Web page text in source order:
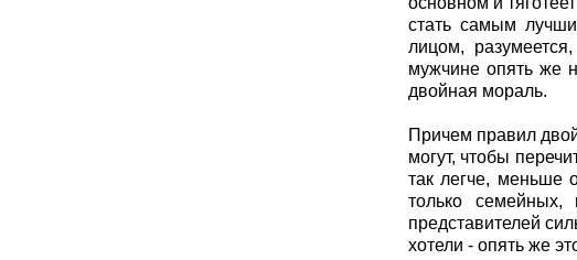
стать самым
лицом,
мужчине опять же
двойная мораль.
Причем правил
могут, чтобы
так легче, меньше
только семейных,
представителей
хотели - опять же